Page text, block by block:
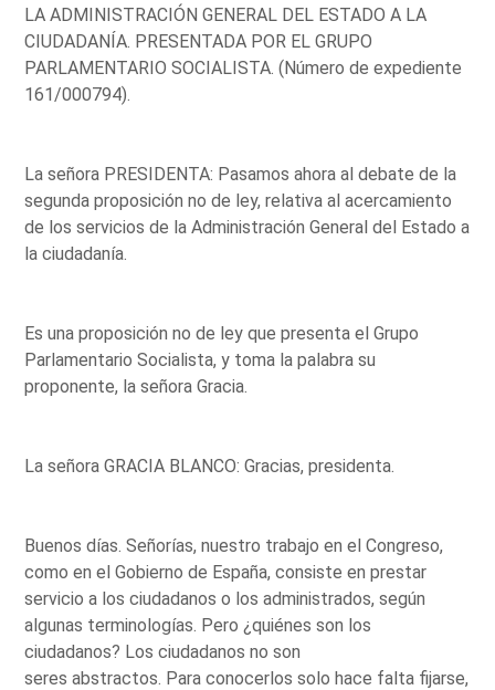
LA ADMINISTRACIÓN GENERAL DEL ESTADO A LA
CIUDADANÍA. PRESENTADA POR EL GRUPO
PARLAMENTARIO SOCIALISTA. (Número de expediente
161/000794).
La señora PRESIDENTA: Pasamos ahora al debate de la
segunda proposición no de ley, relativa al acercamiento
de los servicios de la Administración General del Estado a
la ciudadanía.
Es una proposición no de ley que presenta el Grupo
Parlamentario Socialista, y toma la palabra su
proponente, la señora Gracia.
La señora GRACIA BLANCO: Gracias, presidenta.
Buenos días. Señorías, nuestro trabajo en el Congreso,
como en el Gobierno de España, consiste en prestar
servicio a los ciudadanos o los administrados, según
algunas terminologías. Pero ¿quiénes son los
ciudadanos? Los ciudadanos no son
seres abstractos. Para conocerlos solo hace falta fijarse,